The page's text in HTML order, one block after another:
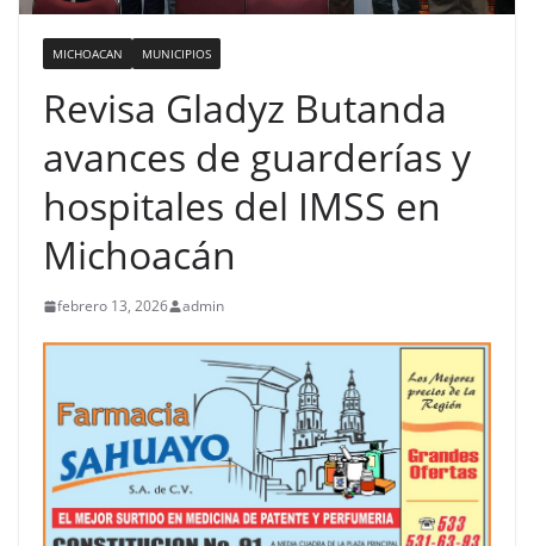
MICHOACAN MUNICIPIOS
Revisa Gladyz Butanda
avances de guarderías y
hospitales del IMSS en
Michoacán
febrero 13, 2026 admin